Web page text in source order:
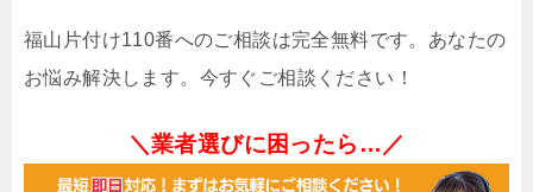
福山片付け110番へのご相談は完全無料です。あなたの
お悩み解決します。今すぐご相談ください！
＼業者選びに困ったら…／